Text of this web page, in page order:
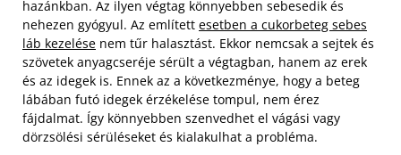
hazánkban. Az ilyen végtag könnyebben sebesedik és
nehezen gyógyul. Az említett esetben a cukorbeteg sebes
láb kezelése nem tűr halasztást. Ekkor nemcsak a sejtek és
szövetek anyagcseréje sérült a végtagban, hanem az erek
és az idegek is. Ennek az a következménye, hogy a beteg
lábában futó idegek érzékelése tompul, nem érez
fájdalmat. Így könnyebben szenvedhet el vágási vagy
dörzsölési sérüléseket és kialakulhat a probléma.